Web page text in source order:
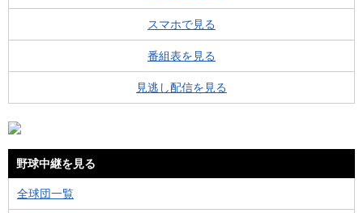
スマホで見る
番組表を見る
見逃し配信を見る
野球中継を見る
全球団一覧